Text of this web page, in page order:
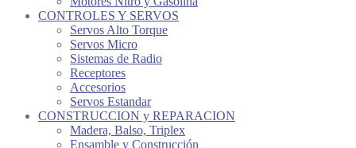
CONTROLES Y SERVOS
Servos Alto Torque
Servos Micro
Sistemas de Radio
Receptores
Accesorios
Servos Estandar
CONSTRUCCION y REPARACION
Madera, Balso, Triplex
Ensamble y Construcción